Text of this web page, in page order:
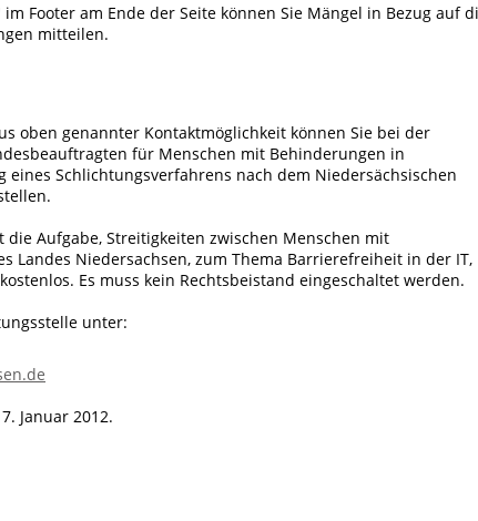
Footer am Ende der Seite können Sie Mängel in Bezug auf
mitteilen.
oben genannter Kontaktmöglichkeit können Sie bei der
für Menschen mit Behinderungen in
Schlichtungsverfahrens nach dem Niedersächsischen
die Aufgabe, Streitigkeiten zwischen Menschen mit
Landes Niedersachsen, zum Thema Barrierefreiheit in der IT,
Es muss kein Rechtsbeistand eingeschaltet werden.
unter:
Januar 2012.